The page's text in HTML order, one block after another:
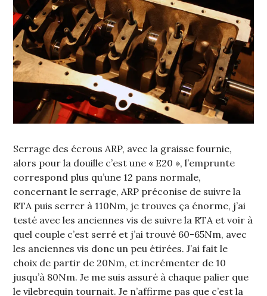
Serrage des écrous ARP, avec la graisse fournie,
alors pour la douille c’est une « E20 », l’emprunte
correspond plus qu’une 12 pans normale,
concernant le serrage, ARP préconise de suivre la
RTA puis serrer à 110Nm, je trouves ça énorme, j’ai
testé avec les anciennes vis de suivre la RTA et voir à
quel couple c’est serré et j’ai trouvé 60-65Nm, avec
les anciennes vis donc un peu étirées. J’ai fait le
choix de partir de 20Nm, et incrémenter de 10
jusqu’à 80Nm. Je me suis assuré à chaque palier que
le vilebrequin tournait. Je n’affirme pas que c’est la